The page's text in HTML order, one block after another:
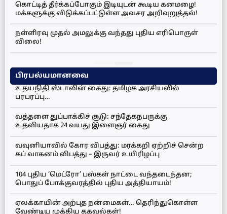
கொட்டித் தீர்க்கப்போகும் இடியுடன் கூடிய கனமழை!
மக்களுக்கு விடுக்கப்பட்டுள்ள அவசர அறிவுறுத்தல்!
நள்ளிரவு முதல் அமலுக்கு வந்தது புதிய எரிபொருள்
விலை!
பிரபல்யமானவை
உதயநிதி ஸ்டாலின் கைது: தமிழக அரசியலில்
பரபரப்பு…
வத்தளை துப்பாக்கிச் சூடு: சந்தேகநபருக்கு
உதவியதாக 24 வயது இளைஞர் கைது
வவுனியாவில் கோர விபத்து: மரக்கறி ஏற்றிச் சென்ற
கப் வாகனம் விபத்து – இருவர் உயிரிழப்பு
104 புதிய ‘மெட்ரோ’ பஸ்கள் நாட்டை வந்தடைந்தன;
பொதுப் போக்குவரத்தில் புதிய அத்தியாயம்!
ஏலக்காயின் அற்புத நன்மைகள்… தெரிந்துகொள்ள
வேண்டிய முக்கிய தகவல்கள்!